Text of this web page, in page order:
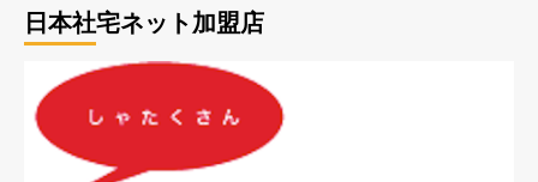
日本社宅ネット加盟店